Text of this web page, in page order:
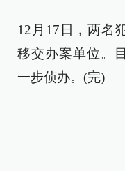
12月17日，两名
移交办案单位。
一步侦办。(完)